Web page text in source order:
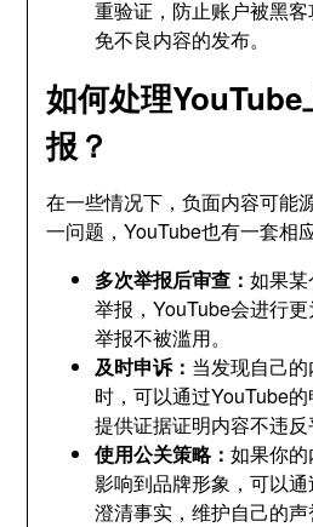
重验证，防止账户被黑
免不良内容的发布。
如何处理
报？
在一些情况下，负面内容可能
一问题，YouTube也有一套相
多次举报后审查：如果
举报，YouTube会进行
举报不被滥用。
及时申诉： 当发现自己
时，可以通过YouTube
提供证据证明内容不违反
使用公关策略：如果你
影响到品牌形象，可以
澄清事实，维护自己的声